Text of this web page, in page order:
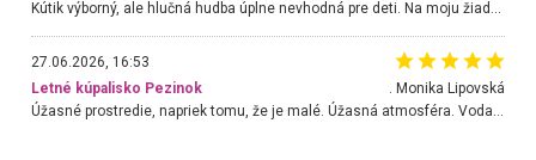
27.06.2026, 16:53
Letné kúpalisko Pezinok
. Monika Lipovská
Úžasné prostredie, napriek tomu, že je malé. Úžasná atmosféra. Voda fantastická a nádherná. Ľudí je pomerne veľa, ale su mili a ohľaduplní. Je veľmi zaujímavé sledovať, ako dokážu spolu športovať cudzí ľudia a bez ohľadu na vek. Vládne tu pohoda. Vnuka neviem dostať z vody. Ďakujem za krásny deň . Urcite sa sem vrátim. Jediný problém je s parkovaním, ale aj ten sa mi podarilo vyriešiť. Monika Bratislava